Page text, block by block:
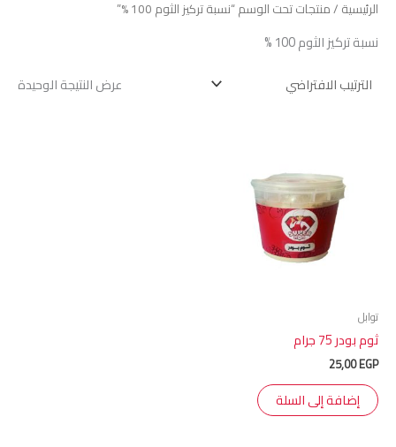
الرئيسية / منتجات تحت الوسم “نسبة تركيز الثوم 100 %”
نسبة تركيز الثوم 100 %
عرض النتيجة الوحيدة
توابل
ثوم بودر 75 جرام
25,00EGP
إضافة إلى السلة